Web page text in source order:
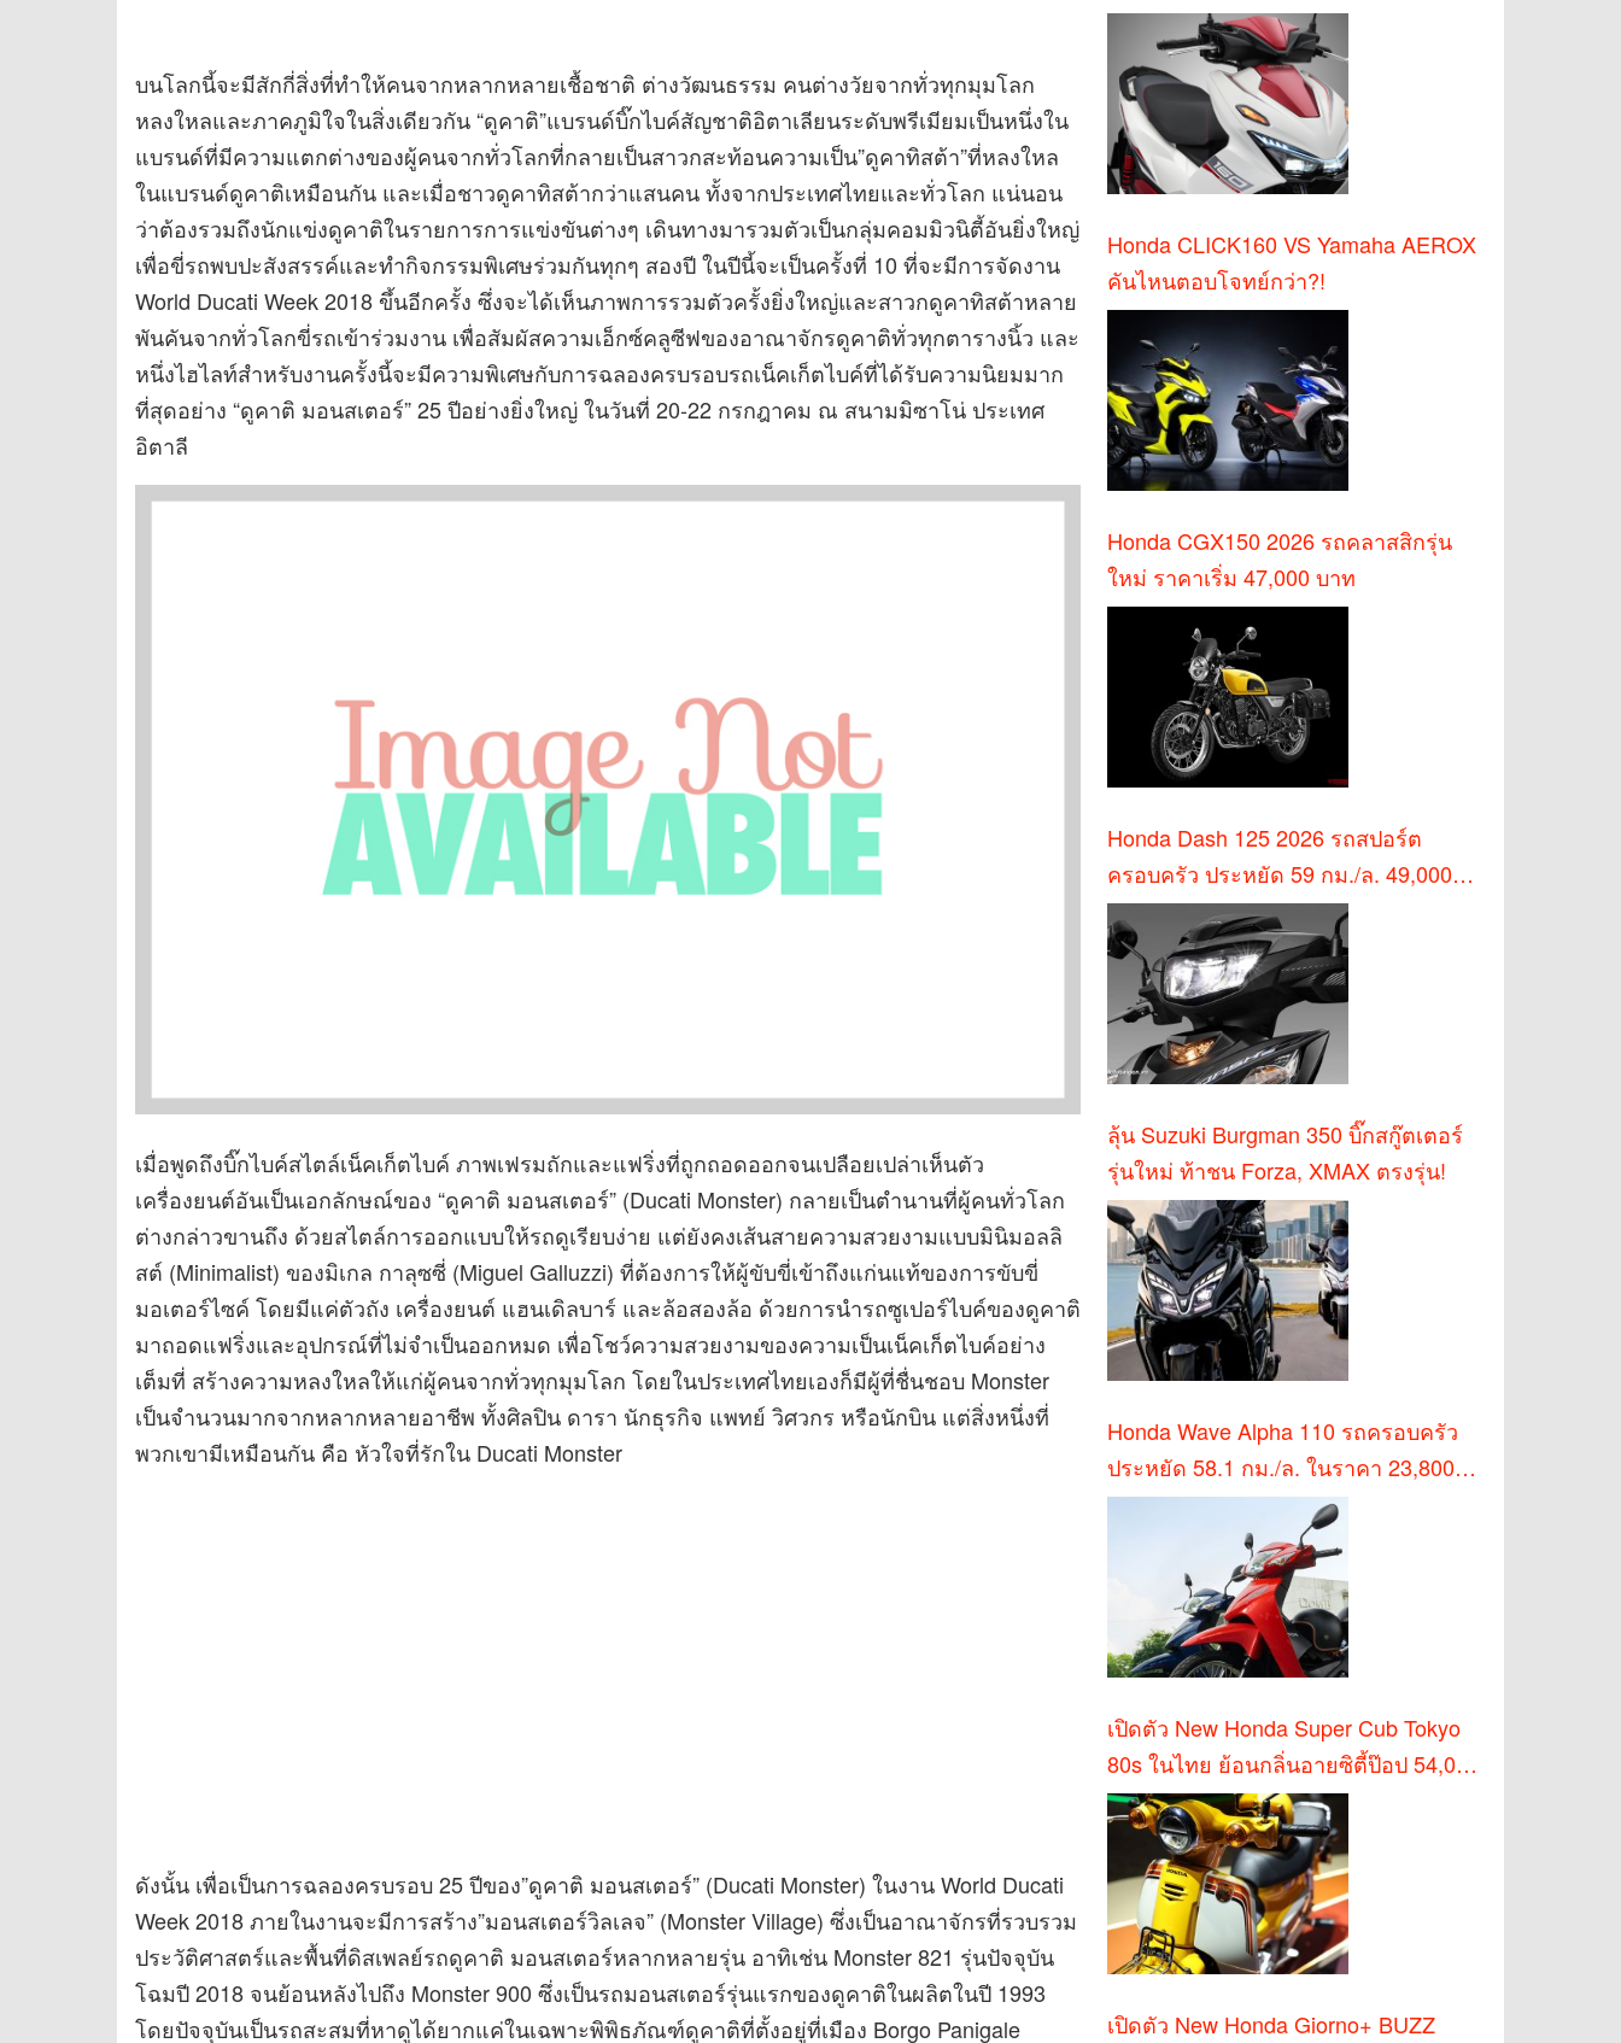
บนโลกนี้จะมีสักกี่สิ่งที่ทำให้คนจากหลากหลายเชื้อชาติ ต่างวัฒนธรรม คนต่างวัยจากทั่วทุกมุมโลก
หลงใหลและภาคภูมิใจในสิ่งเดียวกัน “ดูคาติ”แบรนด์บิ๊กไบค์สัญชาติอิตาเลียนระดับพรีเมียมเป็นหนึ่งใน
แบรนด์ที่มีความแตกต่างของผู้คนจากทั่วโลกที่กลายเป็นสาวกสะท้อนความเป็น”ดูคาทิสต้า”ที่หลงใหล
ในแบรนด์ดูคาติเหมือนกัน และเมื่อชาวดูคาทิสต้ากว่าแสนคน ทั้งจากประเทศไทยและทั่วโลก แน่นอน
ว่าต้องรวมถึงนักแข่งดูคาติในรายการการแข่งขันต่างๆ เดินทางมารวมตัวเป็นกลุ่มคอมมิวนิตี้อันยิ่งใหญ่
เพื่อขี่รถพบปะสังสรรค์และทำกิจกรรมพิเศษร่วมกันทุกๆ สองปี ในปีนี้จะเป็นครั้งที่ 10 ที่จะมีการจัดงาน
World Ducati Week 2018 ขึ้นอีกครั้ง ซึ่งจะได้เห็นภาพการรวมตัวครั้งยิ่งใหญ่และสาวกดูคาทิสต้าหลาย
พันคันจากทั่วโลกขี่รถเข้าร่วมงาน เพื่อสัมผัสความเอ็กซ์คลูซีฟของอาณาจักรดูคาติทั่วทุกตารางนิ้ว และ
หนึ่งไฮไลท์สำหรับงานครั้งนี้จะมีความพิเศษกับการฉลองครบรอบรถเน็คเก็ตไบค์ที่ได้รับความนิยมมาก
ที่สุดอย่าง “ดูคาติ มอนสเตอร์” 25 ปีอย่างยิ่งใหญ่ ในวันที่ 20-22 กรกฎาคม ณ สนามมิซาโน่ ประเทศ
อิตาลี
เมื่อพูดถึงบิ๊กไบค์สไตล์เน็คเก็ตไบค์ ภาพเฟรมถักและแฟริ่งที่ถูกถอดออกจนเปลือยเปล่าเห็นตัว
เครื่องยนต์อันเป็นเอกลักษณ์ของ “ดูคาติ มอนสเตอร์” (Ducati Monster) กลายเป็นตำนานที่ผู้คนทั่วโลก
ต่างกล่าวขานถึง ด้วยสไตล์การออกแบบให้รถดูเรียบง่าย แต่ยังคงเส้นสายความสวยงามแบบมินิมอลลิ
สต์ (Minimalist) ของมิเกล กาลุซซี่ (Miguel Galluzzi) ที่ต้องการให้ผู้ขับขี่เข้าถึงแก่นแท้ของการขับขี่
มอเตอร์ไซค์ โดยมีแค่ตัวถัง เครื่องยนต์ แฮนเดิลบาร์ และล้อสองล้อ ด้วยการนำรถซูเปอร์ไบค์ของดูคาติ
มาถอดแฟริ่งและอุปกรณ์ที่ไม่จำเป็นออกหมด เพื่อโชว์ความสวยงามของความเป็นเน็คเก็ตไบค์อย่าง
เต็มที่ สร้างความหลงใหลให้แก่ผู้คนจากทั่วทุกมุมโลก โดยในประเทศไทยเองก็มีผู้ที่ชื่นชอบ Monster
เป็นจำนวนมากจากหลากหลายอาชีพ ทั้งศิลปิน ดารา นักธุรกิจ แพทย์ วิศวกร หรือนักบิน แต่สิ่งหนึ่งที่
พวกเขามีเหมือนกัน คือ หัวใจที่รักใน Ducati Monster
ดังนั้น เพื่อเป็นการฉลองครบรอบ 25 ปีของ”ดูคาติ มอนสเตอร์” (Ducati Monster) ในงาน World Ducati
Week 2018 ภายในงานจะมีการสร้าง”มอนสเตอร์วิลเลจ” (Monster Village) ซึ่งเป็นอาณาจักรที่รวบรวม
ประวัติศาสตร์และพื้นที่ดิสเพลย์รถดูคาติ มอนสเตอร์หลากหลายรุ่น อาทิเช่น Monster 821 รุ่นปัจจุบัน
โฉมปี 2018 จนย้อนหลังไปถึง Monster 900 ซึ่งเป็นรถมอนสเตอร์รุ่นแรกของดูคาติในผลิตในปี 1993
โดยปัจจุบันเป็นรถสะสมที่หาดูได้ยากแค่ในเฉพาะพิพิธภัณฑ์ดูคาติที่ตั้งอยู่ที่เมือง Borgo Panigale
Honda CLICK160 VS Yamaha AEROX
คันไหนตอบโจทย์กว่า?!
Honda CGX150 2026 รถคลาสสิกรุ่น
ใหม่ ราคาเริ่ม 47,000 บาท
Honda Dash 125 2026 รถสปอร์ต
ครอบครัว ประหยัด 59 กม./ล. 49,000
บาท
ลุ้น Suzuki Burgman 350 บิ๊กสกู๊ตเตอร์
รุ่นใหม่ ท้าชน Forza, XMAX ตรงรุ่น!
Honda Wave Alpha 110 รถครอบครัว
ประหยัด 58.1 กม./ล. ในราคา 23,800
บาท
เปิดตัว New Honda Super Cub Tokyo
80s ในไทย ย้อนกลิ่นอายซิตี้ป๊อป 54,000
บาท
เปิดตัว New Honda Giorno+ BUZZ